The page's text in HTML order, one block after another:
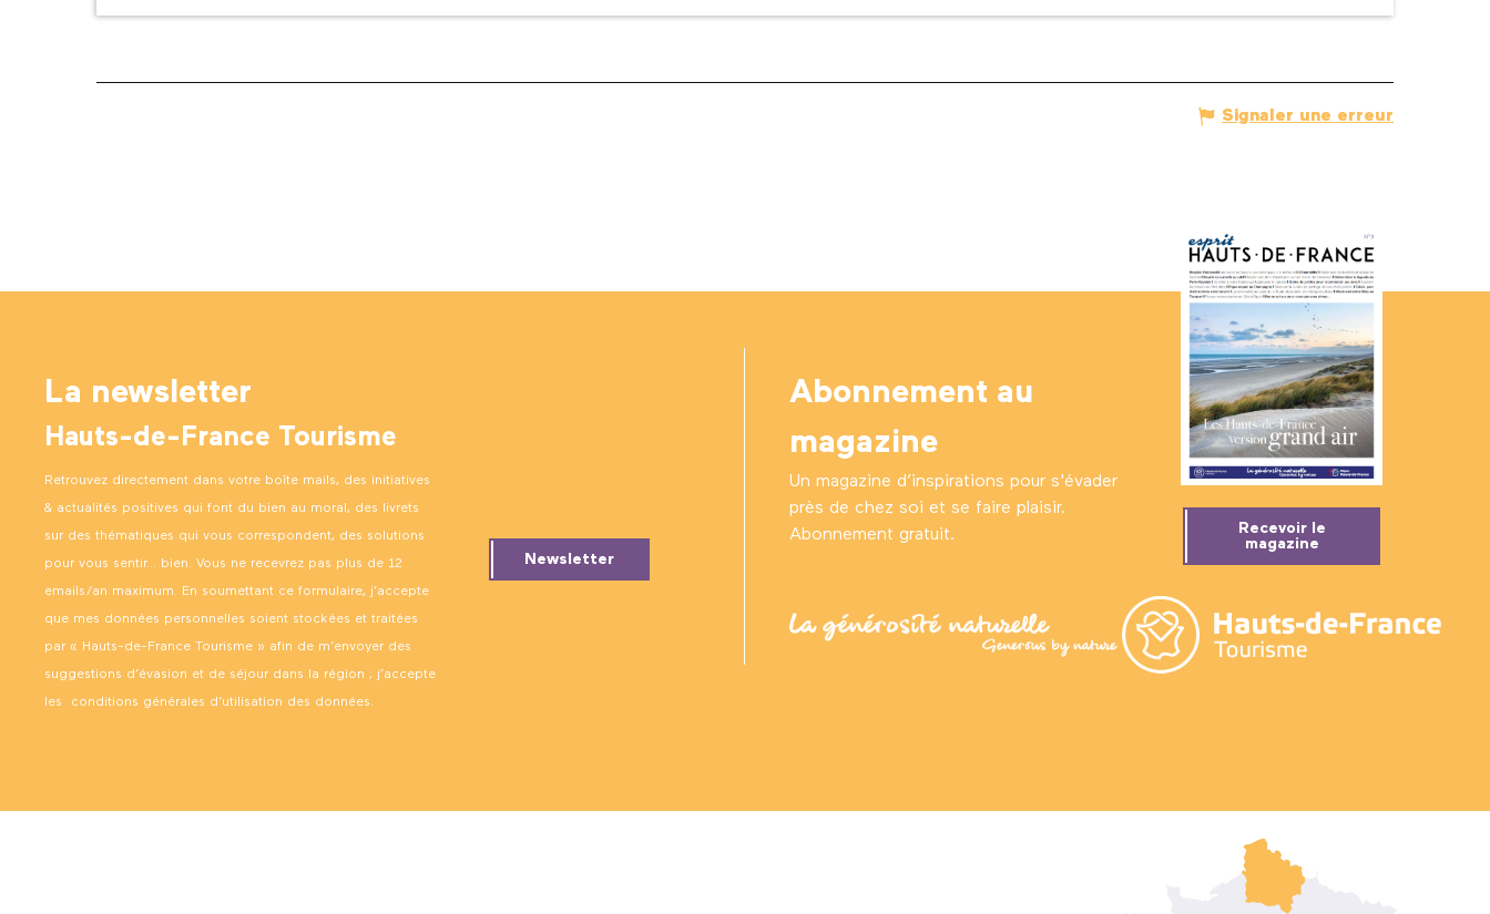
Signaler une erreur
La newsletter
Hauts-de-France Tourisme
Retrouvez directement dans votre boîte mails, des initiatives
& actualités positives qui font du bien au moral, des livrets
sur des thématiques qui vous correspondent, des solutions
pour vous sentir… bien. Vous ne recevrez pas plus de 12
emails/an maximum. En soumettant ce formulaire, j’accepte
que mes données personnelles soient stockées et traitées
par « Hauts-de-France Tourisme » afin de m’envoyer des
suggestions d’évasion et de séjour dans la région ; j’accepte
les conditions générales d’utilisation des données.
Newsletter
Abonnement au
magazine
Un magazine d’inspirations pour s'évader
près de chez soi et se faire plaisir.
Abonnement gratuit.
Recevoir le
magazine